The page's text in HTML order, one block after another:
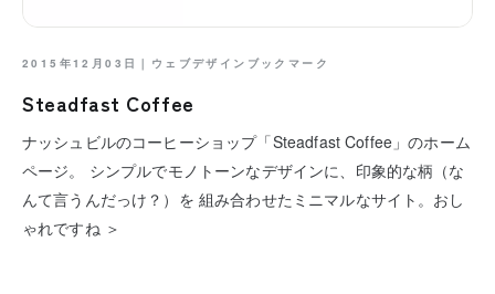
2015年12月03日｜ ウェブデザインブックマーク
Steadfast Coffee
ナッシュビルのコーヒーショップ「Steadfast Coffee」のホーム
ページ。 シンプルでモノトーンなデザインに、印象的な柄（な
んて言うんだっけ？）を 組み合わせたミニマルなサイト。おし
ゃれですね ＞